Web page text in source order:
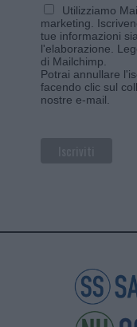
Utilizziamo
marketing.
tue informazioni
l'elaborazione.
di Mailchimp
Potrai annullare
facendo clic sul
nostre e-mail.